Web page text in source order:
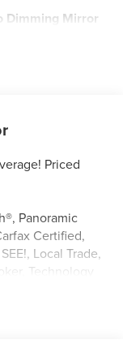
Dimming Mirror
Priced
Panoramic
Certified,
Local Trade,
Technology
Available!,